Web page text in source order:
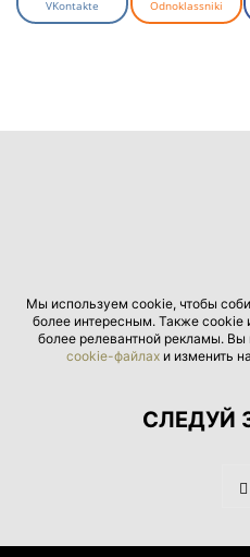
VKontakte Odnoklassniki
Мы используем cookie, чтобы
более интересным. Также cookie
более релевантной рекламы.
cookie-файлах и изменить
СЛЕДУЙ